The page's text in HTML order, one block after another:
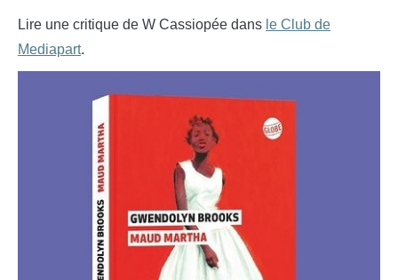
Lire une critique de W Cassiopée dans le Club de
Mediapart.